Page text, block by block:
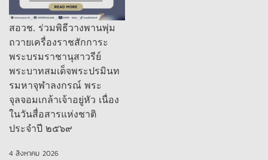
สอวช. ร่วมพิธีวางพานพุ่ม
ถวายเครื่องราชสักการะ
พระบรมราชานุสาวรีย์
พระบาทสมเด็จพระปรมินท
รมหาจุฬาลงกรณ์ พระ
จุลจอมเกล้าเจ้าอยู่หัว เนื่อง
ในวันสื่อสารแห่งชาติ
ประจำปี ๒๕๖๙
4 สิงหาคม 2026